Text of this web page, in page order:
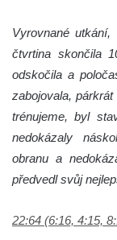
Vyrovnané
čtvrtina skončila
odskočila a
zabojovala,
trénujeme, byl
nedokázaly
obranu a
předvedl svůj
22:64 (6:16, 4:15,